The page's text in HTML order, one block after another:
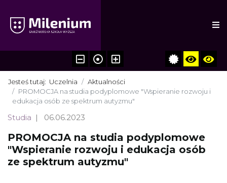
Jesteś tutaj: Uczelnia
Aktualności
PROMOCJA na studia podyplomowe "Wspieranie rozwoju i
edukacja osób ze spektrum autyzmu"
Studia 06.06.2023
PROMOCJA na studia podyplomowe
"Wspieranie rozwoju i edukacja osób
ze spektrum autyzmu"